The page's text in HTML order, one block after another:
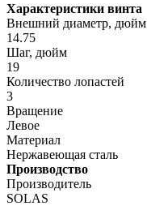
Характеристики винта
Внешний диаметр, дюйм
14.75
Шаг, дюйм
19
Количество лопастей
3
Вращение
Левое
Материал
Нержавеющая сталь
Производство
Производитель
SOLAS